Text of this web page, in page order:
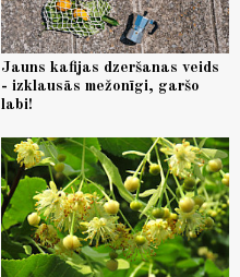
Jauns kafijas dzeršanas veids
- izklausās mežonīgi, garšo
labi!